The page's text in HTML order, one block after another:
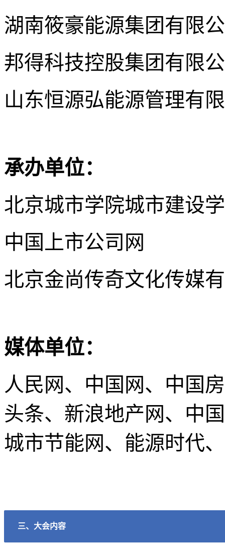
湖南筱豪能源集团有限
邦得科技控股集团有限
山东恒源弘能源管理有
承办单位：
北京城市学院城市建设
中国上市公司网
北京金尚传奇文化传媒
媒体单位：
人民网、中国网、中国
头条、新浪地产网、中
城市节能网、能源时代
三、大会内容